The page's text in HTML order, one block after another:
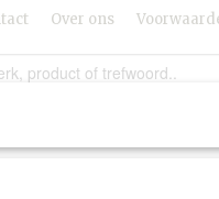
Over ons